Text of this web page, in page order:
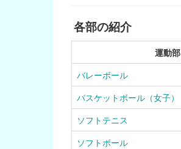
各部の紹介
運動部
バレーボール
バスケットボール（女子）
ソフトテニス
ソフトボール